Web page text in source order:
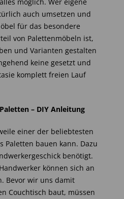
auch umsetzen und
für das besondere
von Palettenmöbeln ist,
und Varianten gestalten
keine gesetzt und
komplett freien Lauf
– DIY Anleitung
einer der beliebtesten
Paletten bauen kann. Dazu
benötigt.
können sich an
Bevor wir uns damit
Couchtisch baut, müssen